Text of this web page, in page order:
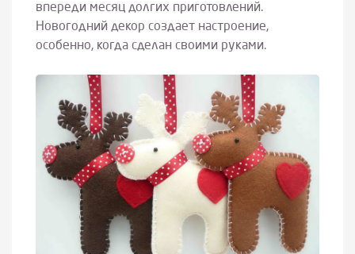
впереди месяц долгих приготовлений.
Новогодний декор создает настроение,
особенно, когда сделан своими руками.